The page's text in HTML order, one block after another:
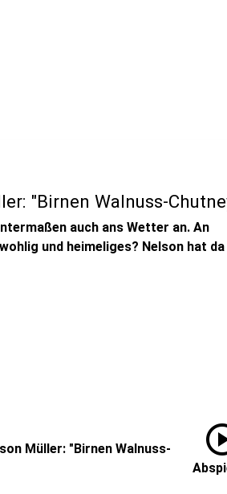
"Birnen Walnuss-
auch ans Wetter an. An
und heimeliges? Nelson hat da
Müller: "Birnen Walnuss-